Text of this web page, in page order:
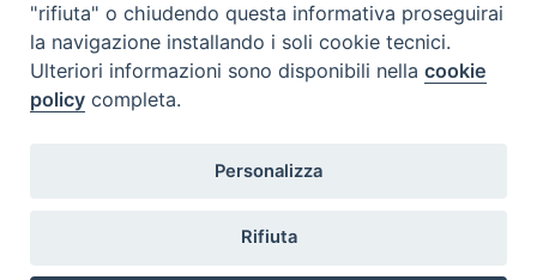
Piazza Mario Dottori, 14
02047 Poggio Mirteto (Rieti)
diocesi@diocesisabina.it
"rifiuta" o chiudendo questa informativa proseguirai
la navigazione installando i soli cookie tecnici.
Ulteriori informazioni sono disponibili nellacookie
policy completa.
Personalizza
Rifiuta